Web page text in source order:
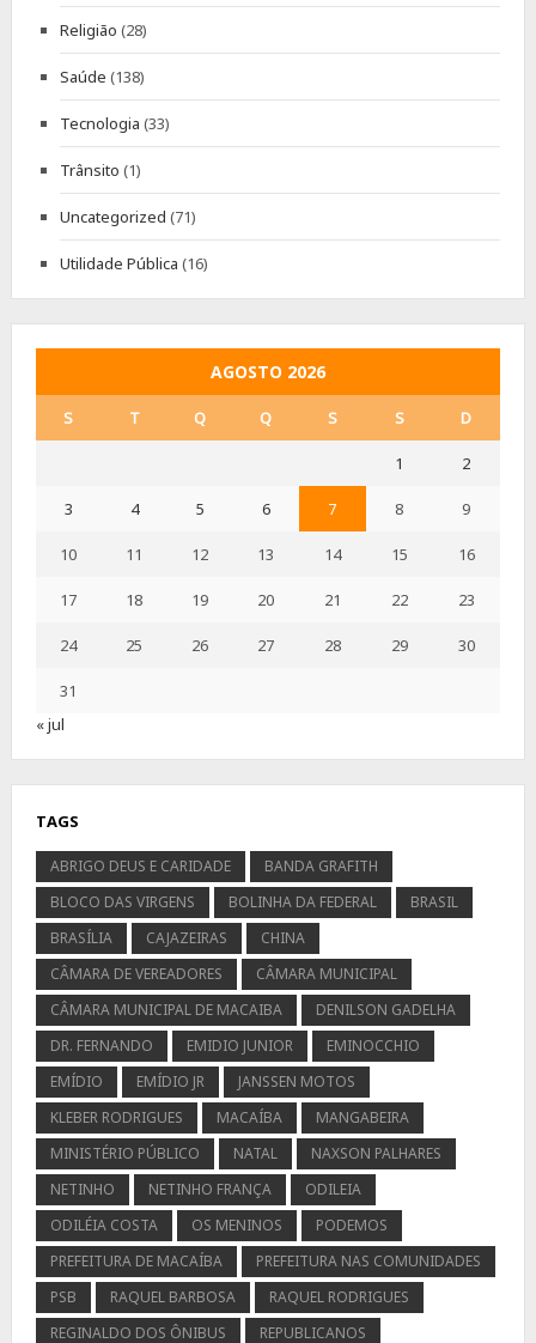
Religião (28)
Saúde (138)
Tecnologia (33)
Trânsito (1)
Uncategorized (71)
Utilidade Pública (16)
AGOSTO 2026
S T Q Q S S D
1 2
3 4 5 6 7 8 9
10 11 12 13 14 15 16
17 18 19 20 21 22 23
24 25 26 27 28 29 30
31
« jul
TAGS
ABRIGO DEUS E CARIDADE
BANDA GRAFITH
BLOCO DAS VIRGENS
BOLINHA DA FEDERAL
BRASIL
BRASÍLIA
CAJAZEIRAS
CHINA
CÂMARA DE VEREADORES
CÂMARA MUNICIPAL
CÂMARA MUNICIPAL DE MACAIBA
DENILSON GADELHA
DR. FERNANDO
EMIDIO JUNIOR
EMINOCCHIO
EMÍDIO
EMÍDIO JR
JANSSEN MOTOS
KLEBER RODRIGUES
MACAÍBA
MANGABEIRA
MINISTÉRIO PÚBLICO
NATAL
NAXSON PALHARES
NETINHO
NETINHO FRANÇA
ODILEIA
ODILÉIA COSTA
OS MENINOS
PODEMOS
PREFEITURA DE MACAÍBA
PREFEITURA NAS COMUNIDADES
PSB
RAQUEL BARBOSA
RAQUEL RODRIGUES
REGINALDO DOS ÔNIBUS
REPUBLICANOS